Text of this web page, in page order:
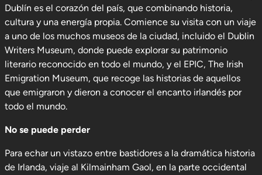
Dublín es el corazón del país, que combinando historia,
cultura y una energía propia. Comience su visita con un viaje
a uno de los muchos museos de la ciudad, incluido el Dublin
Writers Museum, donde puede explorar su patrimonio
literario reconocido en todo el mundo, y el EPIC, The Irish
Emigration Museum, que recoge las historias de aquellos
que emigraron y dieron a conocer el encanto irlandés por
todo el mundo.
No se puede perder
Para echar un vistazo entre bastidores a la dramática historia
de Irlanda, viaje al Kilmainham Gaol, en la parte occidental